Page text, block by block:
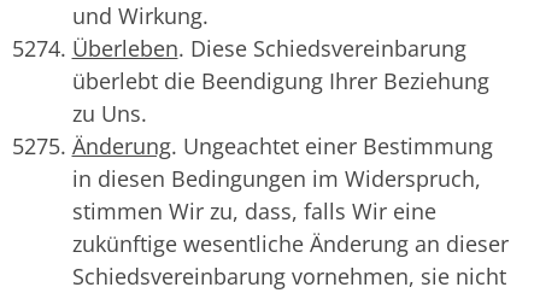
und Wirkung.
Überleben. Diese Schiedsvereinbarung
überlebt die Beendigung Ihrer Beziehung
zu Uns.
Änderung. Ungeachtet einer Bestimmung
in diesen Bedingungen im Widerspruch,
stimmen Wir zu, dass, falls Wir eine
zukünftige wesentliche Änderung an dieser
Schiedsvereinbarung vornehmen, sie nicht